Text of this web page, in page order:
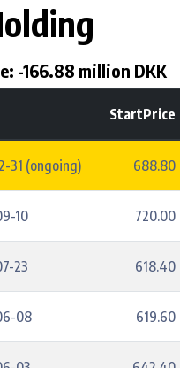
-166.88 million DKK
StartPrice
31 (ongoing) 688.80
10 720.00
23 618.40
08 619.60